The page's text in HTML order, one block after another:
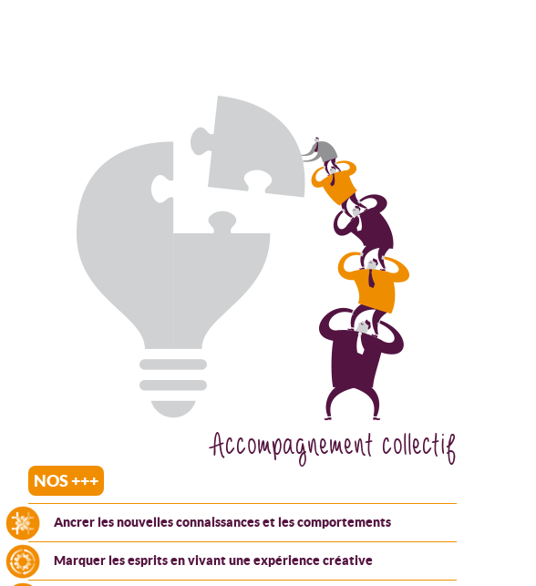
Accompagnement collectif
NOS +++
Ancrer les nouvelles connaissances et les comportements
Application ecoaching pour
développer ses soft-skills sur son
Marquer les esprits en vivant une expérience créative